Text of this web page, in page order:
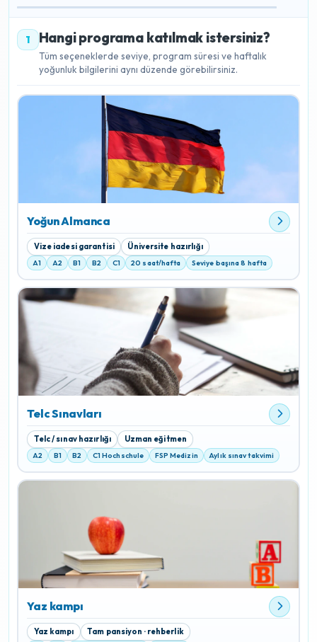
1 Hangi programa katılmak istersiniz?
Tüm seçeneklerde seviye, program süresi ve haftalık
yoğunluk bilgilerini aynı düzende görebilirsiniz.
Yoğun Almanca
Vize iadesi garantisi Üniversite hazırlığı
A1 A2 B1 B2 C1 20 saat/hafta Seviye başına 8 hafta
Telc Sınavları
Telc / sınav hazırlığı Uzman eğitmen
A2 B1 B2 C1 Hochschule FSP Medizin Aylık sınav takvimi
Yaz kampı
Yaz kampı Tam pansiyon · rehberlik